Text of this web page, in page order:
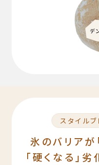
スタイル
氷のバリアが
「硬くなる」